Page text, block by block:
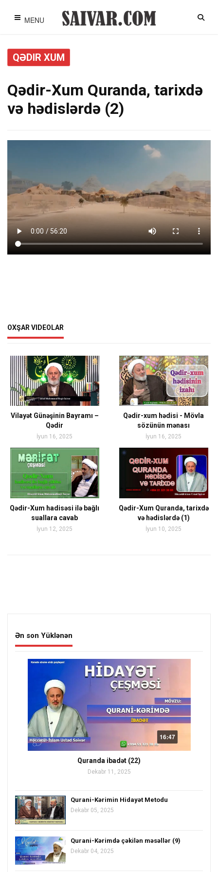
MENU
QƏDIR XUM
Qədir-Xum Quranda, tarixdə
və hədislərdə (2)
OXŞAR VIDEOLAR
Vilayət Günəşinin Bayramı –
Qədir
İyun 16, 2025
Qədir-xum hədisi - Mövla
sözünün mənası
İyun 16, 2025
Qədir-Xum hadisəsi ilə bağlı
suallara cavab
İyun 12, 2025
Qədir-Xum Quranda, tarixdə
və hədislərdə (1)
İyun 10, 2025
Ən son Yüklənən
16:47
Quranda ibadət (22)
Dekabr 11, 2025
Qurani-Kərimin Hidayət Metodu
Dekabr 05, 2025
Qurani-Kərimdə çəkilən məsəllər (9)
Dekabr 04, 2025